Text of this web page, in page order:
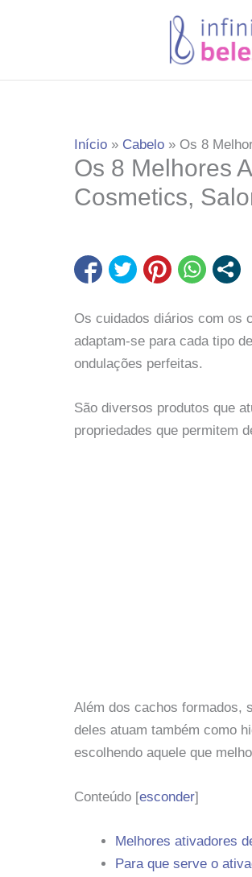
conteúdo
Início Cabelo Os 8
Os 8 Melhores
Cosmetics,
Os cuidados diários com os
adaptam-se para cada tipo
ondulações perfeitas.
São diversos produtos que
propriedades que permitem
Além dos cachos formados,
deles atuam também como
escolhendo aquele que
Conteúdo [esconder]
Melhores ativadores
Para que serve o